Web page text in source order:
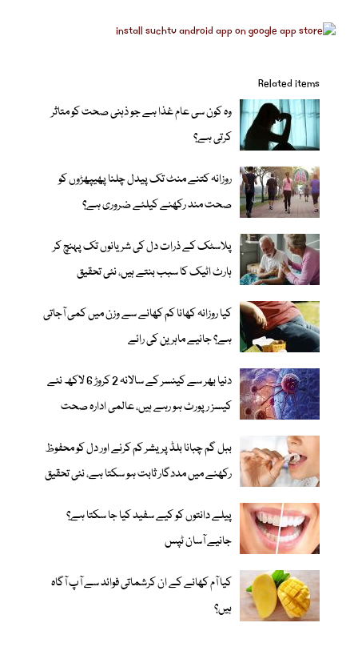
Related items
وہ کون سی عام غذا ہے جو ذہنی صحت کو متاثر
کرتی ہے؟
روزانہ کتنے منٹ تک پیدل چلنا پھیپھڑوں کو
صحت مند رکھنے کیلئے ضروری ہے؟
پلاسٹک کے ذرات دل کی شریانوں تک پہنچ کر
ہارٹ اٹیک کا سبب بنتے ہیں، نئی تحقیق
کیا روزانہ کھانا کم کھانے سے وزن میں کمی آجاتی
ہے؟ جانیے ماہرین کی رائے
دنیا بھر سے کینسر کے سالانہ 2 کروڑ 6 لاکھ نئے
کیسز رپورٹ ہو رہے ہیں، عالمی ادارہ صحت
ببل گم چبانا بلڈ پریشر کم کرنے اور دل کو محفوظ
رکھنے میں مددگار ثابت ہو سکتا ہے، نئی تحقیق
پیلے دانتوں کو کیے سفید کیا جا سکتا ہے؟
جانیے آسان ٹپس
کیا آم کھانے کے ان کرشماتی فوائد سے آپ آگاہ
ہیں؟